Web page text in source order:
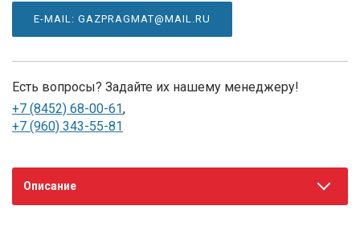
E-MAIL: GAZPRAGMAT@MAIL.RU
Есть вопросы? Задайте их нашему менеджеру!
+7 (8452) 68-00-61,
+7 (960) 343-55-81
Описание